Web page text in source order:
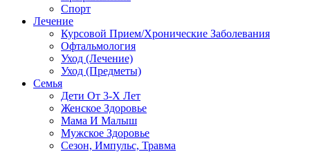
Спорт
Лечение
Курсовой Прием/Хронические Заболевания
Офтальмология
Уход (Лечение)
Уход (Предметы)
Семья
Дети От 3-Х Лет
Женское Здоровье
Мама И Малыш
Мужское Здоровье
Сезон, Импульс, Травма